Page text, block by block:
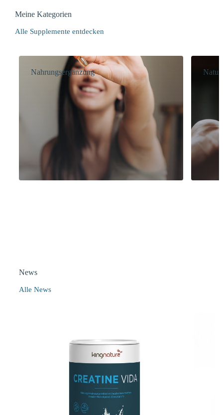
Meine Kategorien
Alle Supplemente entdecken
Nahrungsergänzung
News
Alle News